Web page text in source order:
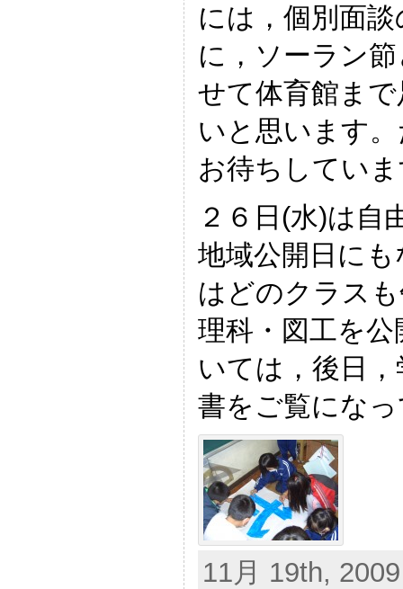
には，個別面
に，ソーラン
せて体育館ま
いと思います
お待ちしてい
２６日(水)は自
地域公開日に
はどのクラス
理科・図工を
いては，後日
書をご覧にな
11月 19th,